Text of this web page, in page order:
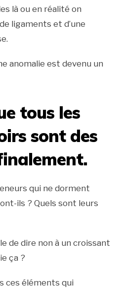
là ou en réalité on
ligaments et d’une
anomalie est devenu un
tous les
sont des
qui ne dorment
ils ? Quels sont leurs
de dire non à un croissant
ça ?
ces éléments qui